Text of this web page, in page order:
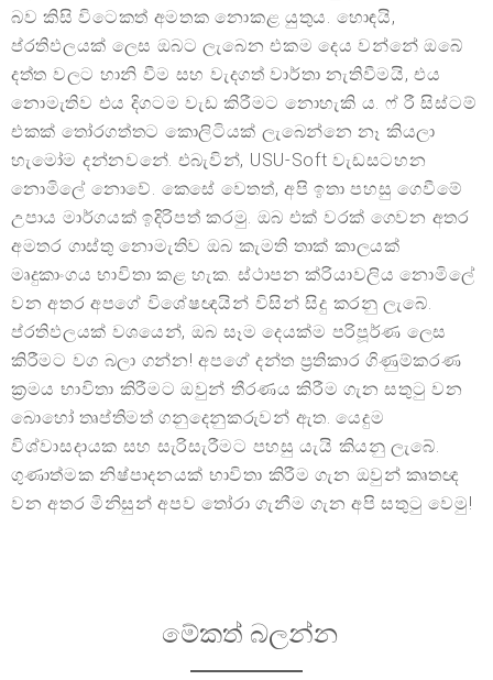
බව කිසි විටෙකත් අමතක නොකළ යුතුය. හොඳයි,
ප්රතිඵලයක් ලෙස ඔබට ලැබෙන එකම දෙය වන්නේ ඔබේ
දත්ත වලට හානි වීම සහ වැදගත් වාර්තා නැතිවීමයි, එය
නොමැතිව එය දිගටම වැඩ කිරීමට නොහැකි ය. ෆ් රී සිස්ටම්
එකක් තෝරගත්තට කොලිටියක් ලැබෙන්නෙ නෑ කියලා
හැමෝම දන්නවනේ. එබැවින්, USU-Soft වැඩසටහන
නොමිලේ නොවේ. කෙසේ වෙතත්, අපි ඉතා පහසු ගෙවීමේ
උපාය මාර්ගයක් ඉදිරිපත් කරමු. ඔබ එක් වරක් ගෙවන අතර
අමතර ගාස්තු නොමැතිව ඔබ කැමති තාක් කාලයක්
මෘදුකාංගය භාවිතා කළ හැක. ස්ථාපන ක්රියාවලිය නොමිලේ
වන අතර අපගේ විශේෂඥයින් විසින් සිදු කරනු ලැබේ.
ප්රතිඵලයක් වශයෙන්, ඔබ සෑම දෙයක්ම පරිපූර්ණ ලෙස
කිරීමට වග බලා ගන්න! අපගේ දන්ත ප්‍රතිකාර ගිණුම්කරණ
ක්‍රමය භාවිතා කිරීමට ඔවුන් තීරණය කිරීම ගැන සතුටු වන
බොහෝ තෘප්තිමත් ගනුදෙනුකරුවන් ඇත. යෙදුම
විශ්වාසදායක සහ සැරිසැරීමට පහසු යැයි කියනු ලැබේ.
ගුණාත්මක නිෂ්පාදනයක් භාවිතා කිරීම ගැන ඔවුන් කෘතඥ
වන අතර මිනිසුන් අපව තෝරා ගැනීම ගැන අපි සතුටු වෙමු!
මේකත් බලන්න